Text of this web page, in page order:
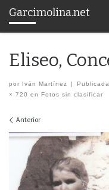
Saltar al contenido
Garcimolina.net
Eliseo,
por Iván Martínez |
× 720 en Fotos sin clasificar
Navegación
Anterior